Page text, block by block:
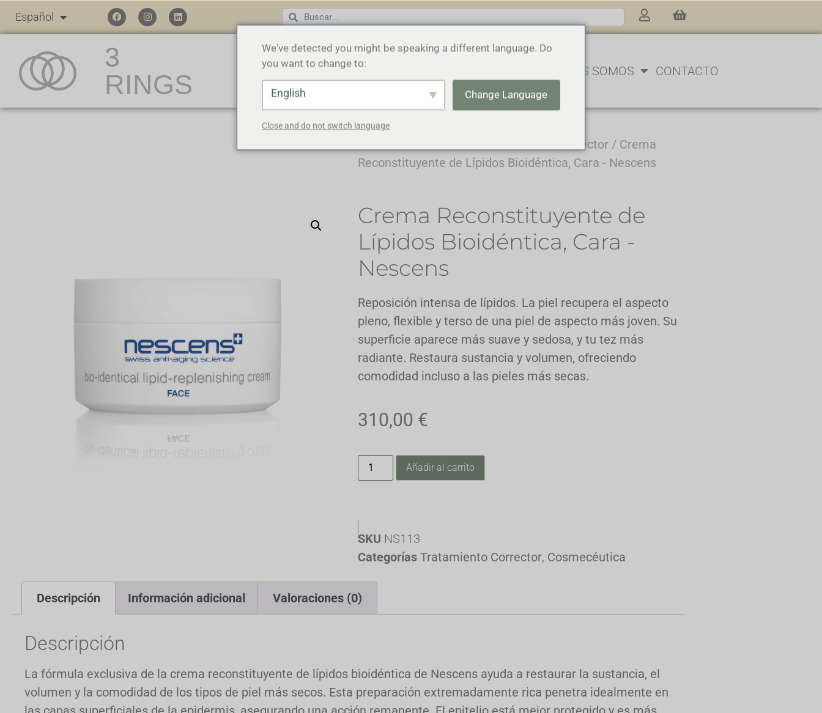
Español
3
RINGS
INICIO QUIÉNES SOMOS CONTACTO
Tratamiento Corrector / Crema
Reconstituyente de Lípidos Bioidéntica, Cara - Nescens
Crema Reconstituyente de
Lípidos Bioidéntica, Cara -
Nescens
Reposición intensa de lípidos. La piel recupera el aspecto
pleno, flexible y terso de una piel de aspecto más joven. Su
superficie aparece más suave y sedosa, y tu tez más
radiante. Restaura sustancia y volumen, ofreciendo
comodidad incluso a las pieles más secas.
310,00 €
Añadir al carrito
SKU NS113
Categorías Tratamiento Corrector, Cosmecéutica
Descripción Información adicional Valoraciones (0)
Descripción
La fórmula exclusiva de la crema reconstituyente de lípidos bioidéntica de Nescens ayuda a restaurar la sustancia, el
volumen y la comodidad de los tipos de piel más secos. Esta preparación extremadamente rica penetra idealmente en
We've detected you might be speaking a different language. Do
you want to change to:
English Change Language
Close and do not switch language